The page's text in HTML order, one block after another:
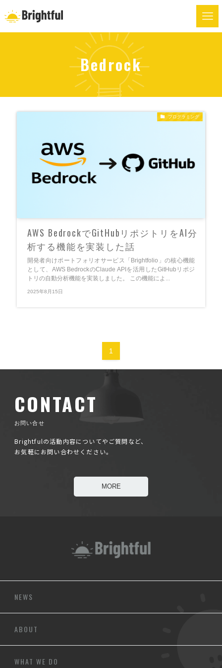
Bedrock
プログラミング
AWS BedrockでGitHubリポジトリをAI分
析する機能を実装した話
開発者向けポートフォリオサービス「Brightfolio」の核心機能
として、AWS BedrockのClaude APIを活用したGitHubリポジ
トリの自動分析機能を実装しました。 この機能によ...
2025年8月15日
1
CONTACT
お問い合せ
Brightfulの活動内容についてやご質問など、
お気軽にお問い合わせください。
MORE
NEWS
ABOUT
WHAT WE DO